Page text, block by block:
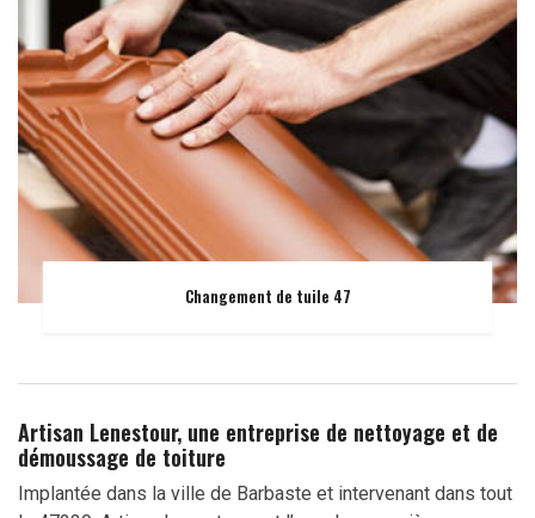
Changement de tuile 47
Artisan Lenestour, une entreprise de nettoyage et de
démoussage de toiture
Implantée dans la ville de Barbaste et intervenant dans tout